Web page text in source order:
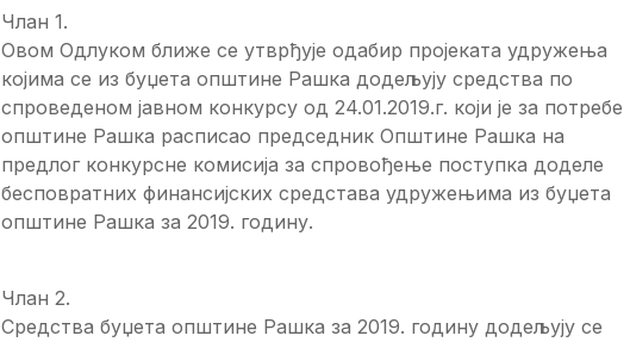
Члан 1.
Овом Одлуком ближе се утврђује одабир пројеката удружења
којима се из буџета општине Рашка додељују средства по
спроведеном јавном конкурсу од 24.01.2019.г. који је за потребе
општине Рашка расписао председник Општине Рашка на
предлог конкурсне комисија за спровођење поступка доделе
бесповратних финансијских средстава удружењима из буџета
општине Рашка за 2019. годину.
Члан 2.
Средства буџета општине Рашка за 2019. годину додељују се